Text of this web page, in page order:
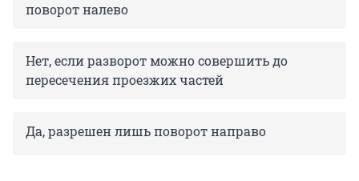
поворот налево
Нет, если разворот можно совершить до
пересечения проезжих частей
Да, разрешен лишь поворот направо